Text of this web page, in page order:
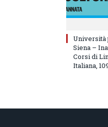
Università
Siena –
Corsi di
Italiana,